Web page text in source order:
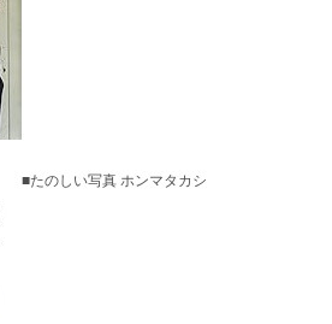
■たのしい写真 ホンマタカシ